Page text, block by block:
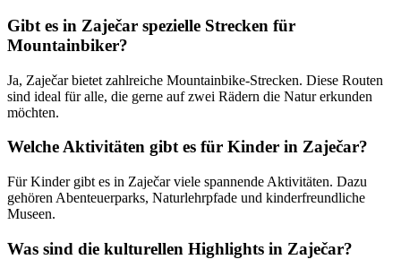
Gibt es in Zaječar spezielle Strecken für
Mountainbiker?
Ja, Zaječar bietet zahlreiche Mountainbike-Strecken. Diese Routen
sind ideal für alle, die gerne auf zwei Rädern die Natur erkunden
möchten.
Welche Aktivitäten gibt es für Kinder in Zaječar?
Für Kinder gibt es in Zaječar viele spannende Aktivitäten. Dazu
gehören Abenteuerparks, Naturlehrpfade und kinderfreundliche
Museen.
Was sind die kulturellen Highlights in Zaječar?